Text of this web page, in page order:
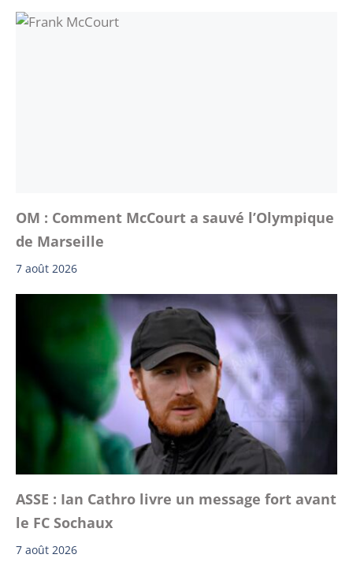
OM : Comment McCourt a sauvé l’Olympique
de Marseille
7 août 2026
ASSE : Ian Cathro livre un message fort avant
le FC Sochaux
7 août 2026